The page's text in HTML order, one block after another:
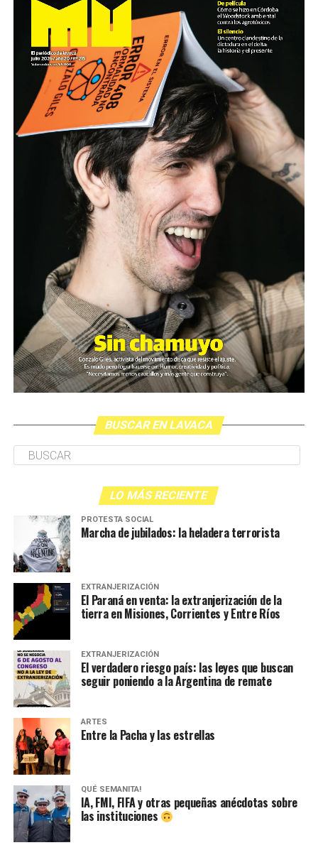
Descargar el archivo de audio
BUSCAR EN LAVACA
LO MÁS RECIENTE
PROTESTA SOCIAL
Marcha de jubilados: la heladera terrorista
EXTRANJERIZACIÓN
El Paraná en venta: la extranjerización de la
tierra en Misiones, Corrientes y Entre Ríos
EXTRANJERIZACIÓN
El verdadero riesgo país: las leyes que buscan
seguir poniendo a la Argentina de remate
ARTES
Entre la Pacha y las estrellas
QUÉ SEMANITA!
IA, FMI, FIFA y otras pequeñas anécdotas sobre
las instituciones